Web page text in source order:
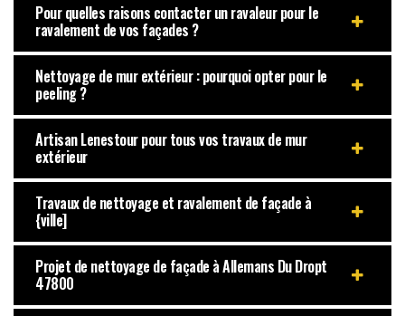
Pour quelles raisons contacter un ravaleur pour le
ravalement de vos façades ?
Nettoyage de mur extérieur : pourquoi opter pour le
peeling ?
Artisan Lenestour pour tous vos travaux de mur
extérieur
Travaux de nettoyage et ravalement de façade à
{ville]
Projet de nettoyage de façade à Allemans Du Dropt
47800